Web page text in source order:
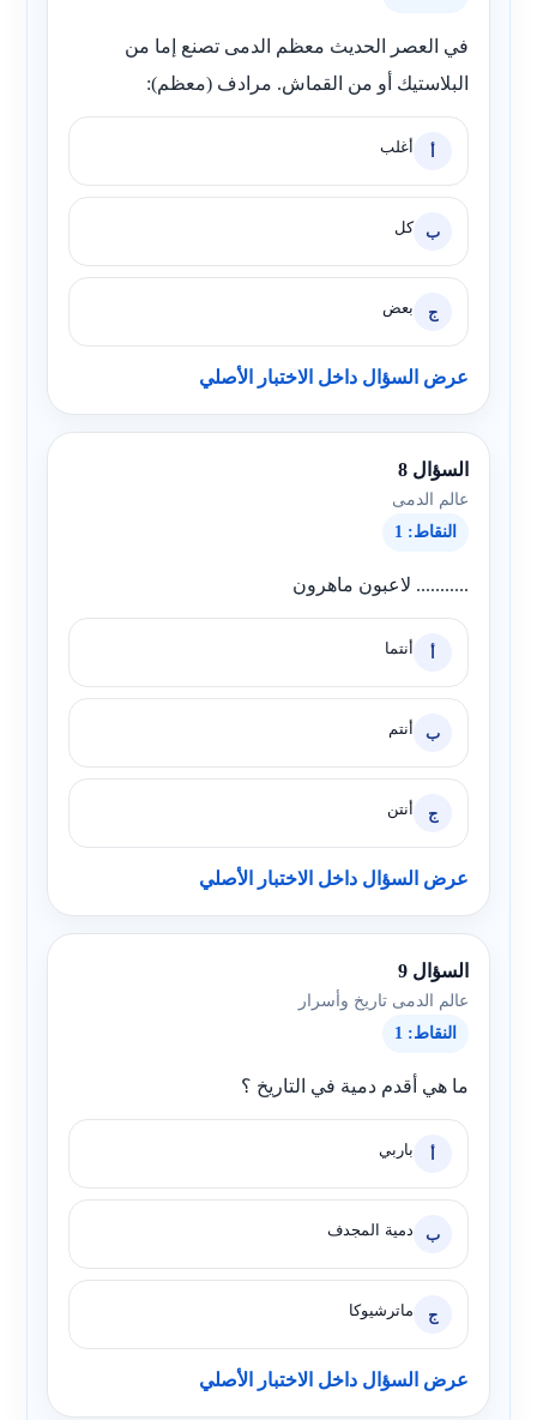
في العصر الحديث معظم الدمى تصنع إما من
البلاستيك أو من القماش. مرادف (معظم):
أ أغلب
ب كل
ج بعض
عرض السؤال داخل الاختبار الأصلي
السؤال 8
عالم الدمى
النقاط: 1
........... لاعبون ماهرون
أ أنتما
ب أنتم
ج أنتن
عرض السؤال داخل الاختبار الأصلي
السؤال 9
عالم الدمى تاريخ وأسرار
النقاط: 1
ما هي أقدم دمية في التاريخ ؟
أ باربي
ب دمية المجدف
ج ماترشيوكا
عرض السؤال داخل الاختبار الأصلي